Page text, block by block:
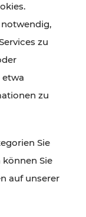
viele
Fahrplan-
notwendig,
zu
etwa
zu
Sie
Sie
auf unserer